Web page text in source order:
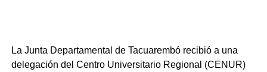
La Junta Departamental de Tacuarembó recibió a una
delegación del Centro Universitario Regional (CENUR)